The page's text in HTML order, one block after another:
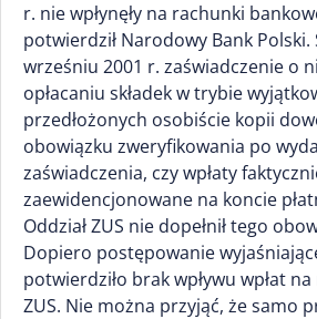
r. nie wpłynęły na rachunki
potwierdził Narodowy Bank Polski.
wrześniu 2001 r. zaświadczenie o
opłacaniu składek w trybie
przedłożonych osobiście kopii
obowiązku zweryfikowania po
zaświadczenia, czy wpłaty
zaewidencjonowane na koncie
Oddział ZUS nie dopełnił tego
Dopiero postępowanie
potwierdziło brak wpływu wpłat
ZUS. Nie można przyjąć, że samo